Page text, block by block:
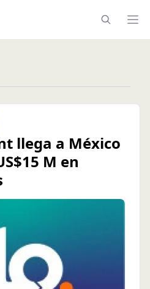
llega a México
M en